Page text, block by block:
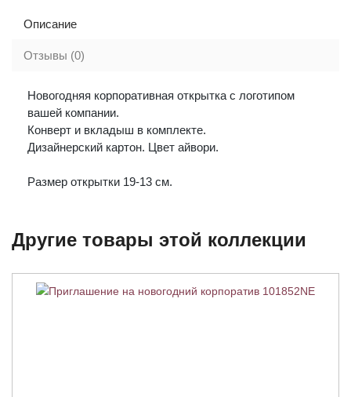
Описание
Отзывы (0)
Новогодняя корпоративная открытка с логотипом
вашей компании.
Конверт и вкладыш в комплекте.
Дизайнерский картон. Цвет айвори.
Размер открытки 19-13 см.
Другие товары этой коллекции